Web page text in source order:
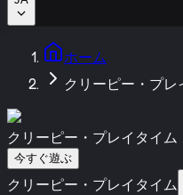
ホーム
クリーピー・プレ
クリーピー・プレイタイム
今すぐ遊ぶ
クリーピー・プレイタイム